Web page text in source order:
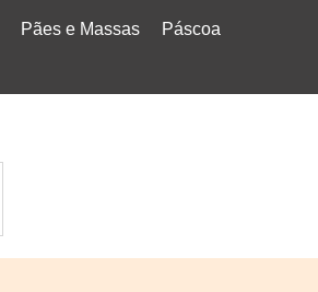
Pães e Massas
Páscoa